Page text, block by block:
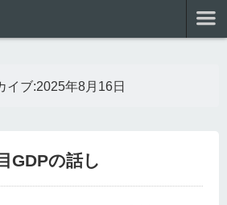
イブ:2025年8月16日
GDPの話し